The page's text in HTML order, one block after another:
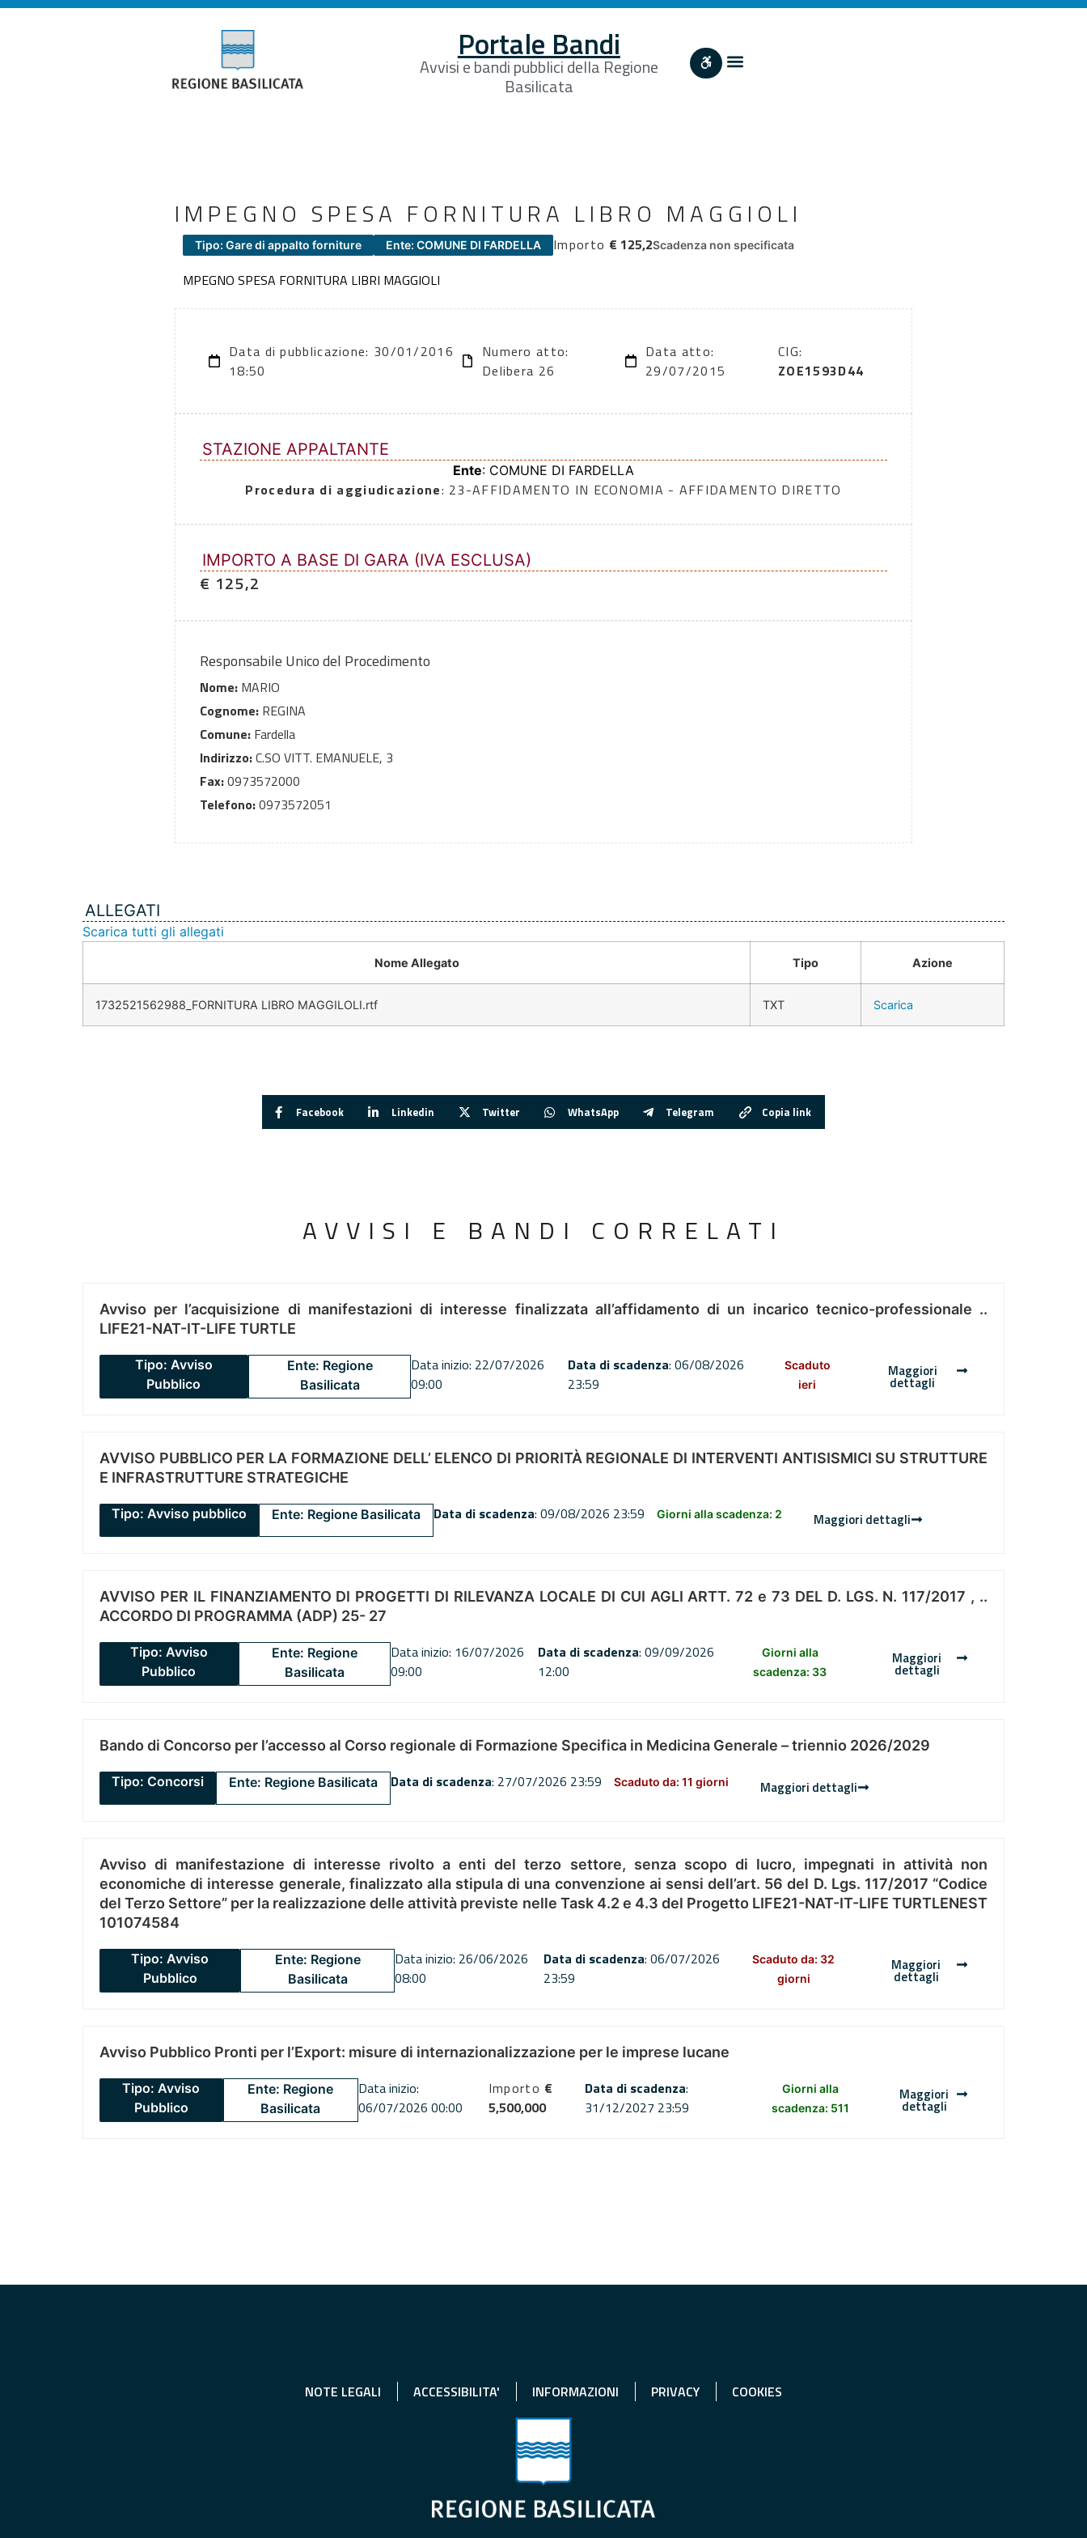
Portale Bandi
Avvisi e bandi pubblici della Regione
Basilicata
IMPEGNO SPESA FORNITURA LIBRO MAGGIOLI
Tipo: Gare di appalto forniture Ente: COMUNE DI FARDELLA Importo € 125,2Scadenza non specificata
MPEGNO SPESA FORNITURA LIBRI MAGGIOLI
Data di pubblicazione: 30/01/2016
18:50
Numero atto:
Delibera 26
Data atto:
29/07/2015
CIG:
ZOE1593D44
STAZIONE APPALTANTE
Ente: COMUNE DI FARDELLA
Procedura di aggiudicazione: 23-AFFIDAMENTO IN ECONOMIA - AFFIDAMENTO DIRETTO
IMPORTO A BASE DI GARA (IVA ESCLUSA)
€ 125,2
Responsabile Unico del Procedimento
Nome: MARIO
Cognome: REGINA
Comune: Fardella
Indirizzo:C.SO VITT. EMANUELE, 3
Fax:0973572000
Telefono:0973572051
ALLEGATI
Scarica tutti gli allegati
Nome Allegato Tipo Azione
1732521562988_FORNITURA LIBRO MAGGILOLI.rtf TXT Scarica
Facebook Linkedin Twitter WhatsApp Telegram Copia link
AVVISI E BANDI CORRELATI
Avviso per l’acquisizione di manifestazioni di interesse finalizzata all’affidamento di un incarico tecnico-professionale ..
LIFE21-NAT-IT-LIFE TURTLE
Tipo: Avviso
Pubblico
Ente: Regione
Basilicata
Data inizio: 22/07/2026
09:00
Data di scadenza: 06/08/2026
23:59
Scaduto
ieri
Maggiori
dettagli
AVVISO PUBBLICO PER LA FORMAZIONE DELL’ ELENCO DI PRIORITÀ REGIONALE DI INTERVENTI ANTISISMICI SU STRUTTURE
E INFRASTRUTTURE STRATEGICHE
Tipo: Avviso pubblico Ente: Regione Basilicata Data di scadenza: 09/08/2026 23:59 Giorni alla scadenza: 2 Maggiori dettagli
AVVISO PER IL FINANZIAMENTO DI PROGETTI DI RILEVANZA LOCALE DI CUI AGLI ARTT. 72 e 73 DEL D. LGS. N. 117/2017 , ..
ACCORDO DI PROGRAMMA (ADP) 25- 27
Tipo: Avviso
Pubblico
Ente: Regione
Basilicata
Data inizio: 16/07/2026
09:00
Data di scadenza: 09/09/2026
12:00
Giorni alla
scadenza: 33
Maggiori
dettagli
Bando di Concorso per l’accesso al Corso regionale di Formazione Specifica in Medicina Generale – triennio 2026/2029
Tipo: Concorsi Ente: Regione Basilicata Data di scadenza: 27/07/2026 23:59 Scaduto da: 11 giorni Maggiori dettagli
Avviso di manifestazione di interesse rivolto a enti del terzo settore, senza scopo di lucro, impegnati in attività non
economiche di interesse generale, finalizzato alla stipula di una convenzione ai sensi dell’art. 56 del D. Lgs. 117/2017 “Codice
del Terzo Settore” per la realizzazione delle attività previste nelle Task 4.2 e 4.3 del Progetto LIFE21-NAT-IT-LIFE TURTLENEST
101074584
Tipo: Avviso
Pubblico
Ente: Regione
Basilicata
Data inizio: 26/06/2026
08:00
Data di scadenza: 06/07/2026
23:59
Scaduto da: 32
giorni
Maggiori
dettagli
Avviso Pubblico Pronti per l’Export: misure di internazionalizzazione per le imprese lucane
Tipo: Avviso
Pubblico
Ente: Regione
Basilicata
Data inizio:
06/07/2026 00:00
Importo €
5,500,000
Data di scadenza:
31/12/2027 23:59
Giorni alla
scadenza: 511
Maggiori
dettagli
NOTE LEGALI ACCESSIBILITA' INFORMAZIONI PRIVACY COOKIES